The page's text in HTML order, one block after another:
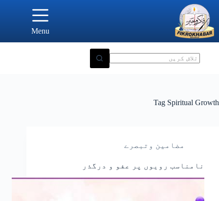
content
Menu
Tag Spiritual Growth
مضامین وتبصرے
نامناسب رویوں پر عفو و درگذر